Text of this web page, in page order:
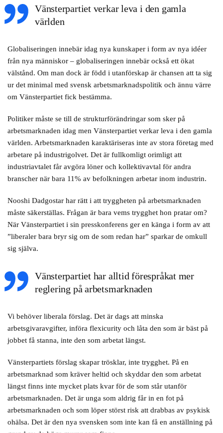
Vänsterpartiet verkar leva i den gamla
världen
Globaliseringen innebär idag nya kunskaper i form av nya idéer
från nya människor – globaliseringen innebär också ett ökat
välstånd. Om man dock är född i utanförskap är chansen att ta sig
ur det minimal med svensk arbetsmarknadspolitik och ännu värre
om Vänsterpartiet fick bestämma.
Politiker måste se till de strukturförändringar som sker på
arbetsmarknaden idag men Vänsterpartiet verkar leva i den gamla
världen. Arbetsmarknaden karaktäriseras inte av stora företag med
arbetare på industrigolvet. Det är fullkomligt orimligt att
industriavtalet får avgöra löner och kollektivavtal för andra
branscher när bara 11% av befolkningen arbetar inom industrin.
Nooshi Dadgostar har rätt i att tryggheten på arbetsmarknaden
måste säkerställas. Frågan är bara vems trygghet hon pratar om?
När Vänsterpartiet i sin presskonferens ger en känga i form av att
”liberaler bara bryr sig om de som redan har” sparkar de omkull
sig själva.
Vänsterpartiet har alltid förespråkat mer
reglering på arbetsmarknaden
Vi behöver liberala förslag. Det är dags att minska
arbetsgivaravgifter, införa flexicurity och låta den som är bäst på
jobbet få stanna, inte den som arbetat längst.
Vänsterpartiets förslag skapar trösklar, inte trygghet. På en
arbetsmarknad som kräver heltid och skyddar den som arbetat
längst finns inte mycket plats kvar för de som står utanför
arbetsmarknaden. Det är unga som aldrig får in en fot på
arbetsmarknaden och som löper störst risk att drabbas av psykisk
ohälsa. Det är den nya svensken som inte kan få en anställning på